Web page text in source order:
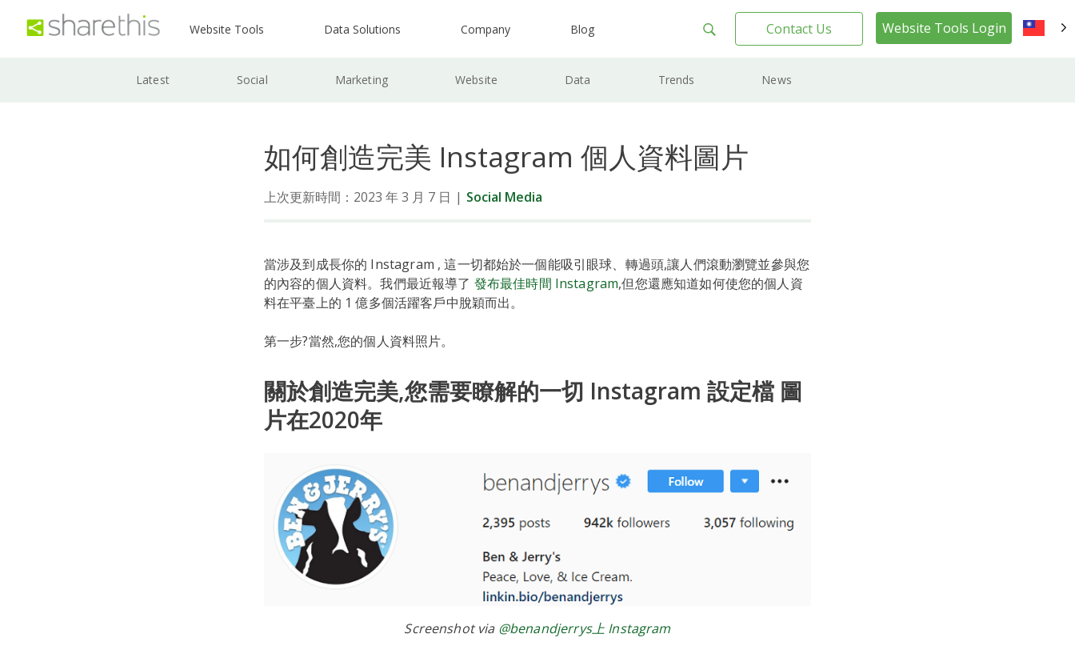
Website Tools Data Solutions Company Blog Contact Us Website Tools Login
Latest Social Marketing Website Data Trends News
如何創造完美 Instagram 個人資料圖片
上次更新時間：2023 年 3 月 7 日 | Social Media
當涉及到成長你的 Instagram , 這一切都始於一個能吸引眼球、轉過頭,讓人們滾動瀏覽並參與您
的內容的個人資料。我們最近報導了 發布最佳時間 Instagram,但您還應知道如何使您的個人資
料在平臺上的 1 億多個活躍客戶中脫穎而出。
第一步?當然,您的個人資料照片。
關於創造完美,您需要瞭解的一切 Instagram 設定檔 圖
片在2020年
Screenshot via @benandjerrys上 Instagram